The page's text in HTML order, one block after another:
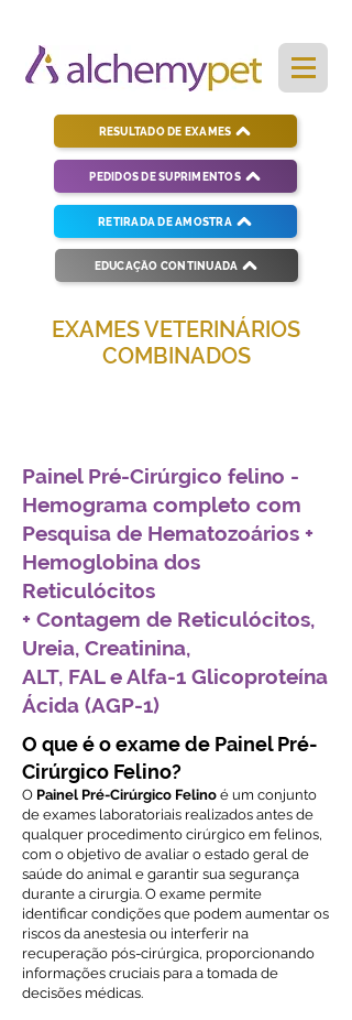
PEDIDOS DE SUPRIMENTOS
RESULTADO DE EXAMES
RETIRADA DE AMOSTRA
EDUCAÇÃO CONTINUADA
EXAMES VETERINÁRIOS
COMBINADOS
Painel Pré-Cirúrgico felino -
Hemograma completo com
Pesquisa de Hematozoários +
Hemoglobina dos
Reticulócitos
+ Contagem de Reticulócitos,
Ureia, Creatinina,
ALT, FAL e Alfa-1 Glicoproteína
Ácida (AGP-1)
O que é o exame de Painel Pré-
Cirúrgico Felino?
O Painel Pré-Cirúrgico Felino é um conjunto
de exames laboratoriais realizados antes de
qualquer procedimento cirúrgico em felinos,
com o objetivo de avaliar o estado geral de
saúde do animal e garantir sua segurança
durante a cirurgia. O exame permite
identificar condições que podem aumentar os
riscos da anestesia ou interferir na
recuperação pós-cirúrgica, proporcionando
informações cruciais para a tomada de
decisões médicas.